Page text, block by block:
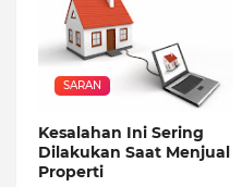
SARAN
Kesalahan Ini Sering
Dilakukan Saat Menjual
Properti